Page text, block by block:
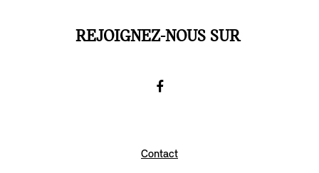
REJOIGNEZ-NOUS SUR
Facebook
Contact